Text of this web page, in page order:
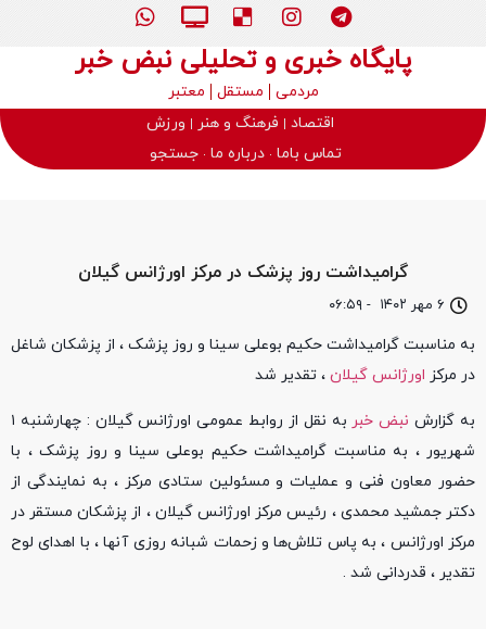
پایگاه خبری و تحلیلی نبض خبر
مردمی مستقل
معتبر
اقتصاد
فرهنگ و هنر
ورزش
تماس باما درباره ما جستجو
۶ مهر ۱۴۰۲ - ۰۶:۵۹
گرامیداشت روز پزشک در مرکز اورژانس گیلان
به مناسبت گرامیداشت حکیم بوعلی سینا و روز پزشک ، از پزشکان شاغل
در مرکز اورژانس گیلان ، تقدیر شد
به گزارش نبض خبر
به نقل از روابط عمومی اورژانس گیلان : چهارشنبه ۱
شهریور ، به مناسبت گرامیداشت حکیم بوعلی سینا و روز پزشک ، با
حضور معاون فنی و عملیات و مسئولین ستادی مرکز ، به نمایندگی از
دکتر جمشید محمدی ، رئیس مرکز اورژانس گیلان ، از پزشکان مستقر در
مرکز اورژانس ، به پاس تلاش‌ها و زحمات شبانه روزی آنها ، با اهدای لوح
تقدیر ، قدردانی شد .